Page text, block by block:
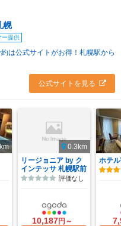
幌
ー提供
は公式サイトがお得！札幌駅から
公式サイトを見る
0.3km
リージョニア by ク
インテッサ 札幌駅前
評価なし
10,187円～
ホテ